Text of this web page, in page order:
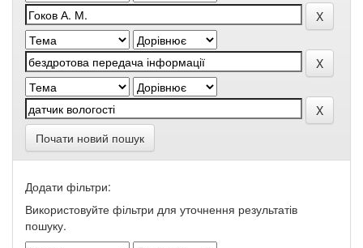
Почати новий пошук
Додати фільтри:
Використовуйте фільтри для уточнення результатів
пошуку.